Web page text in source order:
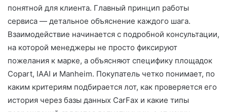
понятной для клиента. Главный принцип работы
сервиса — детальное объяснение каждого шага.
Взаимодействие начинается с подробной консультации,
на которой менеджеры не просто фиксируют
пожелания к марке, а объясняют специфику площадок
Copart, IAAI и Manheim. Покупатель четко понимает, по
каким критериям подбирается лот, как проверяется его
история через базы данных CarFax и какие типы